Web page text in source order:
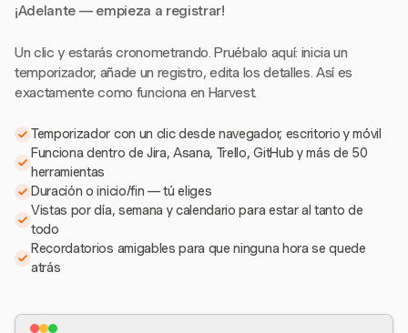
¡Adelante — empieza a registrar!
Un clic y estarás cronometrando. Pruébalo aquí: inicia un
temporizador, añade un registro, edita los detalles. Así es
exactamente como funciona en Harvest.
Temporizador con un clic desde navegador, escritorio y móvil
Funciona dentro de Jira, Asana, Trello, GitHub y más de 50
herramientas
Duración o inicio/fin — tú eliges
Vistas por día, semana y calendario para estar al tanto de
todo
Recordatorios amigables para que ninguna hora se quede
atrás